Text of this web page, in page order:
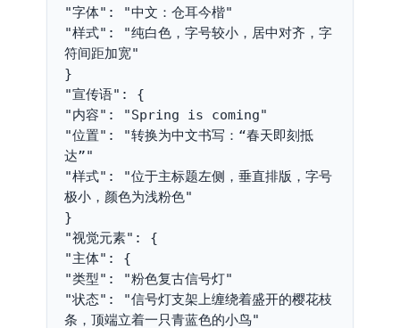
"字体": "中文：仓耳今楷"
"样式": "纯白色，字号较小，居中对齐，字
符间距加宽"
}
"宣传语": {
"内容": "Spring is coming"
"位置": "转换为中文书写：“春天即刻抵
达”"
"样式": "位于主标题左侧，垂直排版，字号
极小，颜色为浅粉色"
}
"视觉元素": {
"主体": {
"类型": "粉色复古信号灯"
"状态": "信号灯支架上缠绕着盛开的樱花枝
条，顶端立着一只青蓝色的小鸟"